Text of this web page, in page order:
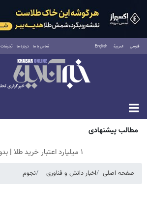
فارسی العربية English تماس با ما درباره ما تبلیغات
شنبه ۱۷ مرداد ۱۴۰۵
مطالب پیشنهادی
۱ میلیارد اعتبار خرید طلا | بدون ضامن و چک
صفحه اصلی اخبار دانش و فناوری نجوم